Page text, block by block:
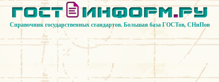
Справочник государственных стандартов. Большая база ГОСТов, СНиПов